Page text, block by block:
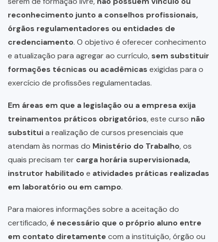
reconhecimento junto a conselhos profissionais,
órgãos regulamentadores ou entidades de
credenciamento. O objetivo é oferecer conhecimento
e atualização para agregar ao currículo, sem substituir
formações técnicas ou acadêmicas exigidas para o
exercício de profissões regulamentadas.
Em áreas em que a legislação ou a empresa exija
treinamentos práticos obrigatórios, este curso não
substituia realização de cursos presenciais que
atendam às normas do Ministério do Trabalho, os
quais precisam ter carga horária supervisionada,
instrutor habilitadoe atividades práticas realizadas
em laboratório ou em campo.
Para maiores informações sobre a aceitação do
certificado, é necessário que o próprio aluno entre
em contato diretamente com a instituição, órgão ou